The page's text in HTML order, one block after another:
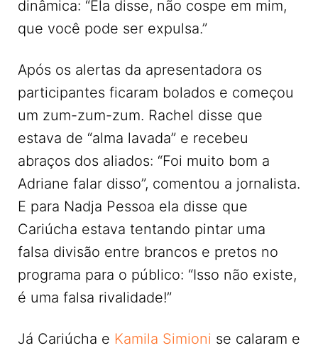
dinâmica: “Ela disse, não cospe em mim,
que você pode ser expulsa.”
Após os alertas da apresentadora os
participantes ficaram bolados e começou
um zum-zum-zum. Rachel disse que
estava de “alma lavada” e recebeu
abraços dos aliados: “Foi muito bom a
Adriane falar disso”, comentou a jornalista.
E para Nadja Pessoa ela disse que
Cariúcha estava tentando pintar uma
falsa divisão entre brancos e pretos no
programa para o público: “Isso não existe,
é uma falsa rivalidade!”
Já Cariúcha e Kamila Simioni se calaram e